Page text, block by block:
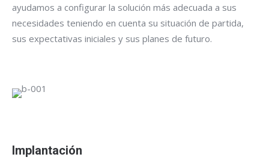
ayudamos a configurar la solución más adecuada a sus
necesidades teniendo en cuenta su situación de partida,
sus expectativas iniciales y sus planes de futuro.
Implantación